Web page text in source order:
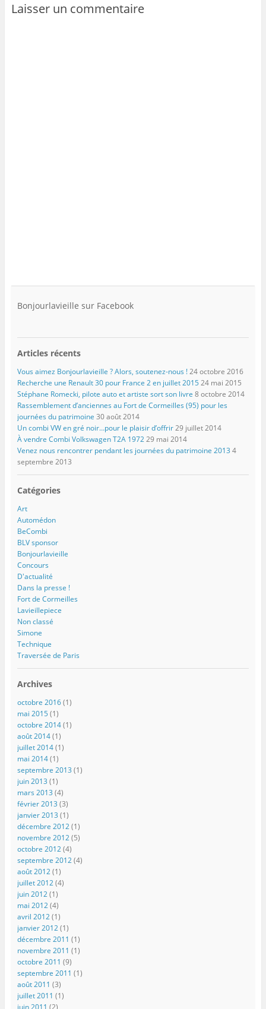
Laisser un commentaire
Bonjourlavieille sur Facebook
Articles récents
Vous aimez Bonjourlavieille ? Alors, soutenez-nous ! 24 octobre 2016
Recherche une Renault 30 pour France 2 en juillet 2015 24 mai 2015
Stéphane Romecki, pilote auto et artiste sort son livre 8 octobre 2014
Rassemblement d’anciennes au Fort de Cormeilles (95) pour les
journées du patrimoine 30 août 2014
Un combi VW en gré noir…pour le plaisir d’offrir 29 juillet 2014
À vendre Combi Volkswagen T2A 1972 29 mai 2014
Venez nous rencontrer pendant les journées du patrimoine 2013 4
septembre 2013
Catégories
Art
Automédon
BeCombi
BLV sponsor
Bonjourlavieille
Concours
D'actualité
Dans la presse !
Fort de Cormeilles
Lavieillepiece
Non classé
Simone
Technique
Traversée de Paris
Archives
octobre 2016(1)
mai 2015(1)
octobre 2014(1)
août 2014(1)
juillet 2014(1)
mai 2014(1)
septembre 2013 (1)
juin 2013 (1)
mars 2013 (4)
février 2013 (3)
janvier 2013 (1)
décembre 2012(1)
novembre 2012(5)
octobre 2012(4)
septembre 2012(4)
août 2012(1)
juillet 2012(4)
juin 2012(1)
mai 2012(4)
avril 2012(1)
janvier 2012(1)
décembre 2011 (1)
novembre 2011 (1)
octobre 2011 (9)
septembre 2011 (1)
août 2011 (3)
juillet 2011 (1)
juin 2011 (2)